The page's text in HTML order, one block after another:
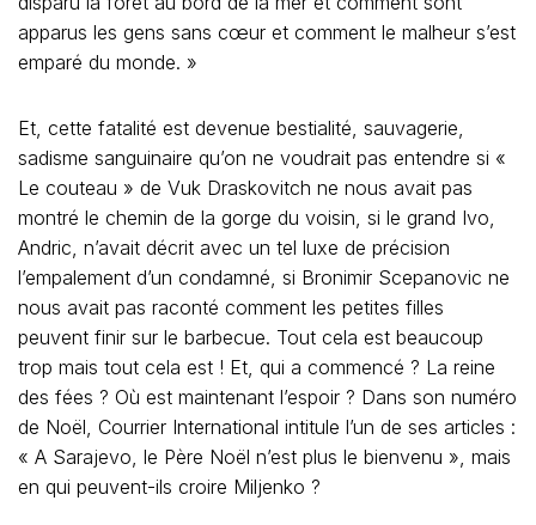
apparus les gens sans cœur et comment le malheur s’est
emparé du monde. »
Et, cette fatalité est devenue bestialité, sauvagerie,
sadisme sanguinaire qu’on ne voudrait pas entendre si «
Le couteau » de Vuk Draskovitch ne nous avait pas
montré le chemin de la gorge du voisin, si le grand Ivo,
Andric, n’avait décrit avec un tel luxe de précision
l’empalement d’un condamné, si Bronimir Scepanovic ne
nous avait pas raconté comment les petites filles
peuvent finir sur le barbecue. Tout cela est beaucoup
trop mais tout cela est ! Et, qui a commencé ? La reine
des fées ? Où est maintenant l’espoir ? Dans son numéro
de Noël, Courrier International intitule l’un de ses articles :
« A Sarajevo, le Père Noël n’est plus le bienvenu », mais
en qui peuvent-ils croire Miljenko ?